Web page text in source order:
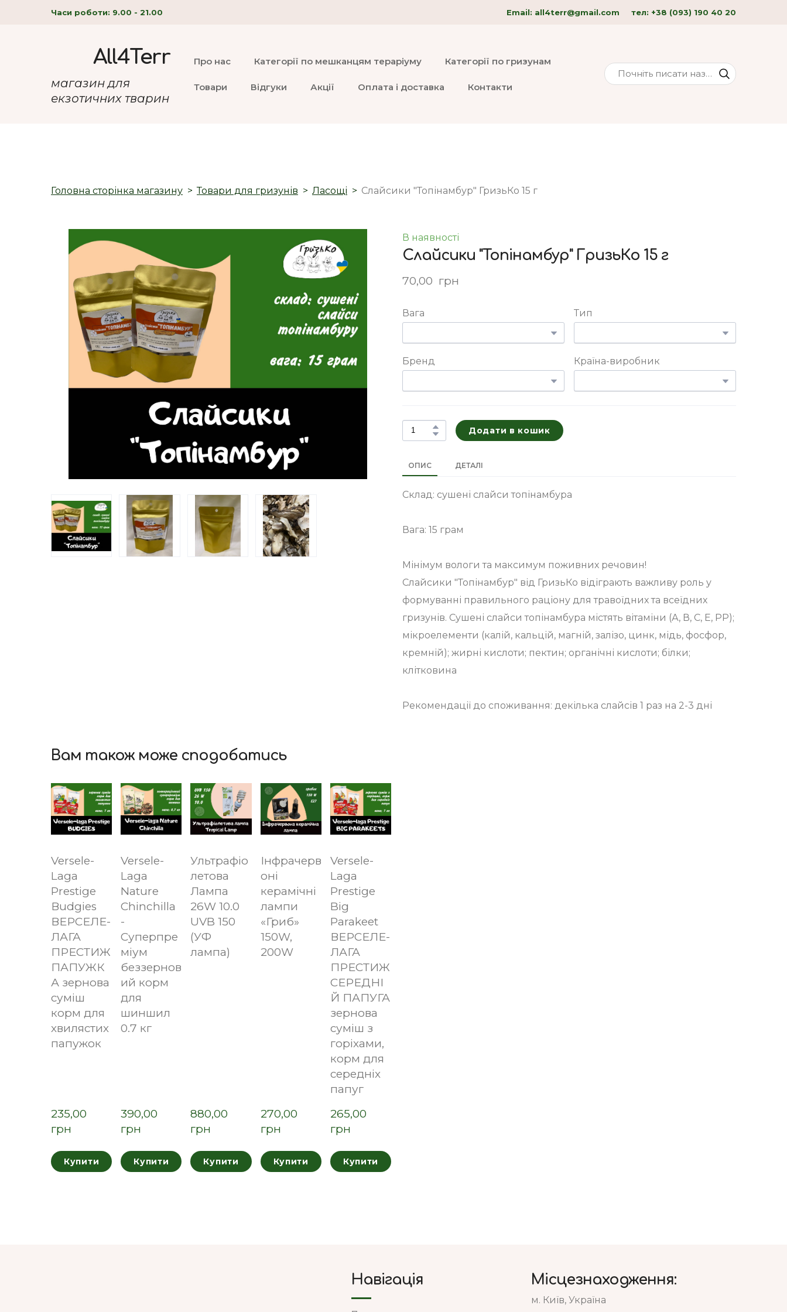
Часи роботи: 9.00 - 21.00 Email: all4terr@gmail.com тел: +38 (093) 190 40 20
All4Terr
магазин для
екзотичних тварин
Про нас Категорії по мешканцям тераріуму Категорії по гризунам
Товари Відгуки Акції Оплата і доставка Контакти
Головна сторінка магазину Товари для гризунів Ласощі Слайсики "Топінамбур" ГризьКо 15 г
В наявності
Слайсики "Топінамбур" ГризьКо 15 г
70,00  грн
Вага Тип
Бренд Країна-виробник
Додати в кошик
ОПИС ДЕТАЛІ
Склад: сушені слайси топінамбура
Вага: 15 грам
Мінімум вологи та максимум поживних речовин!
Слайсики "Топінамбур" від ГризьКо відіграють важливу роль у
формуванні правильного раціону для травоїдних та всеїдних
гризунів. Сушені слайси топінамбура містять вітаміни (А, В, С, Е, РР);
мікроелементи (калій, кальцій, магній, залізо, цинк, мідь, фосфор,
кремній); жирні кислоти; пектин; органічні кислоти; білки;
клітковина
Рекомендації до споживання: декілька слайсів 1 раз на 2-3 дні
Вам також може сподобатись
Versele-
Laga
Prestige
Вudgies
ВЕРСЕЛЕ-
ЛАГА
ПРЕСТИЖ
ПАПУЖК
А зернова
суміш
корм для
хвилястих
папужок
235,00
грн
Купити
Versele-
Laga
Nature
Chinchilla
-
Суперпре
міум
беззернов
ий корм
для
шиншил
0.7 кг
390,00
грн
Купити
Ультрафіо
летова
Лампа
26W 10.0
UVB 150
(УФ
лампа)
880,00
грн
Купити
Інфрачерв
оні
керамічні
лампи
«Гриб»
150W,
200W
270,00
грн
Купити
Versele-
Laga
Prestige
Big
Parakeet
ВЕРСЕЛЕ-
ЛАГА
ПРЕСТИЖ
СЕРЕДНІ
Й ПАПУГА
зернова
суміш з
горіхами,
корм для
середніх
папуг
265,00
грн
Купити
Навігація Місцезнаходження:
м. Київ, Україна